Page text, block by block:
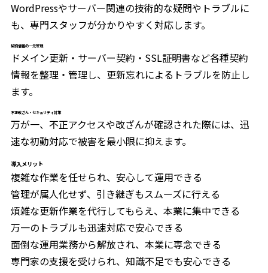
WordPressやサーバー関連の技術的な疑問やトラブルに
も、専門スタッフが分かりやすく対応します。
契約情報の一元管理
ドメイン更新・サーバー契約・SSL証明書など各種契約
情報を整理・管理し、更新忘れによるトラブルを防止し
ます。
不正改ざん・セキュリティ対策
万が一、不正アクセスや改ざんが確認された際には、迅
速な初動対応で被害を最小限に抑えます。
導入メリット
複雑な作業を任せられ、安心して運用できる
管理が属人化せず、引き継ぎもスムーズに行える
煩雑な更新作業を代行してもらえ、本業に集中できる
万一のトラブルも迅速対応で安心できる
面倒な運用業務から解放され、本業に専念できる
専門家の支援を受けられ、知識不足でも安心できる